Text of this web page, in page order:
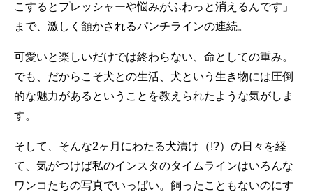
こするとプレッシャーや悩みがふわっと消えるんです」
まで、激しく頷かされるパンチラインの連続。
可愛いと楽しいだけでは終わらない、命としての重み。
でも、だからこそ犬との生活、犬という生き物には圧倒
的な魅力があるということを教えられたような気がしま
す。
そして、そんな2ヶ月にわたる犬漬け（!?）の日々を経
て、気がつけば私のインスタのタイムラインはいろんな
ワンコたちの写真でいっぱい。飼ったこともないのにす